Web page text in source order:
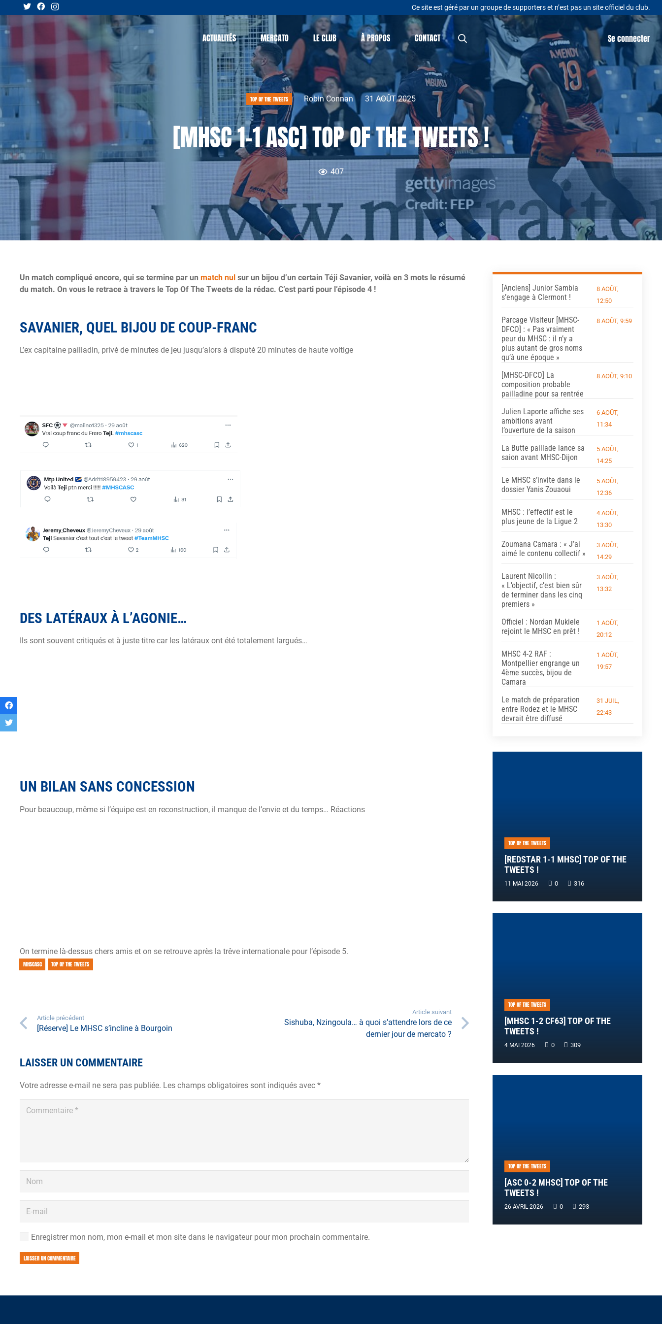
Ce site est géré par un groupe de supporters et n’est pas un site officiel du club.
ACTUALITÉS MERCATO LE CLUB À PROPOS CONTACT Se connecter
TOP OF THE TWEETS Robin Connan 31 AOÛT 2025
[MHSC 1-1 ASC] TOP OF THE TWEETS !
407
Un match compliqué encore, qui se termine par un match nul sur un bijou d’un certain Téji Savanier, voilà en 3 mots le résumé
du match. On vous le retrace à travers le Top Of The Tweets de la rédac. C’est parti pour l’épisode 4 !
SAVANIER, QUEL BIJOU DE COUP-FRANC
L’ex capitaine pailladin, privé de minutes de jeu jusqu’alors à disputé 20 minutes de haute voltige
DES LATÉRAUX À L’AGONIE…
Ils sont souvent critiqués et à juste titre car les latéraux ont été totalement largués…
UN BILAN SANS CONCESSION
Pour beaucoup, même si l’équipe est en reconstruction, il manque de l’envie et du temps… Réactions
On termine là-dessus chers amis et on se retrouve après la trêve internationale pour l’épisode 5.
MHSCASC TOP OF THE TWEETS
Article précédent
[Réserve] Le MHSC s’incline à Bourgoin
Article suivant
Sishuba, Nzingoula… à quoi s’attendre lors de ce
dernier jour de mercato ?
LAISSER UN COMMENTAIRE
Votre adresse e-mail ne sera pas publiée. Les champs obligatoires sont indiqués avec *
Enregistrer mon nom, mon e-mail et mon site dans le navigateur pour mon prochain commentaire.
LAISSER UN COMMENTAIRE
[Anciens] Junior Sambia
s’engage à Clermont !
8 AOÛT,
12:50
Parcage Visiteur [MHSC-
DFCO] : « Pas vraiment
peur du MHSC : il n’y a
plus autant de gros noms
qu’à une époque »
8 AOÛT, 9:59
[MHSC-DFCO] La
composition probable
pailladine pour sa rentrée
8 AOÛT, 9:10
Julien Laporte affiche ses
ambitions avant
l’ouverture de la saison
6 AOÛT,
11:34
La Butte paillade lance sa
saion avant MHSC-Dijon
5 AOÛT,
14:25
Le MHSC s’invite dans le
dossier Yanis Zouaoui
5 AOÛT,
12:36
MHSC : l’effectif est le
plus jeune de la Ligue 2
4 AOÛT,
13:30
Zoumana Camara : « J’ai
aimé le contenu collectif »
3 AOÛT,
14:29
Laurent Nicollin :
« L’objectif, c’est bien sûr
de terminer dans les cinq
premiers »
3 AOÛT,
13:32
Officiel : Nordan Mukiele
rejoint le MHSC en prêt !
1 AOÛT,
20:12
MHSC 4-2 RAF :
Montpellier engrange un
4ème succès, bijou de
Camara
1 AOÛT,
19:57
Le match de préparation
entre Rodez et le MHSC
devrait être diffusé
31 JUIL,
22:43
TOP OF THE TWEETS
[REDSTAR 1-1 MHSC] TOP OF THE
TWEETS !
11 MAI 2026 0 316
TOP OF THE TWEETS
[MHSC 1-2 CF63] TOP OF THE
TWEETS !
4 MAI 2026 0 309
TOP OF THE TWEETS
[ASC 0-2 MHSC] TOP OF THE
TWEETS !
26 AVRIL 2026 0 293